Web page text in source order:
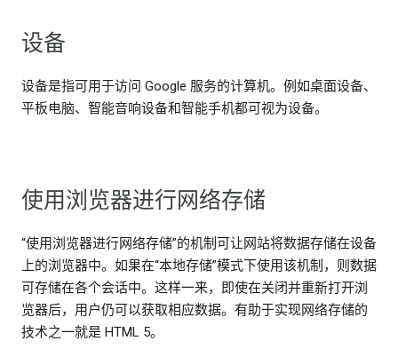
设备
设备是指可用于访问 Google 服务的计算机。例如桌面设备、
平板电脑、智能音响设备和智能手机都可视为设备。
使用浏览器进行网络存储
“使用浏览器进行网络存储”的机制可让网站将数据存储在设备
上的浏览器中。如果在“本地存储”模式下使用该机制，则数据
可存储在各个会话中。这样一来，即使在关闭并重新打开浏
览器后，用户仍可以获取相应数据。有助于实现网络存储的
技术之一就是 HTML 5。